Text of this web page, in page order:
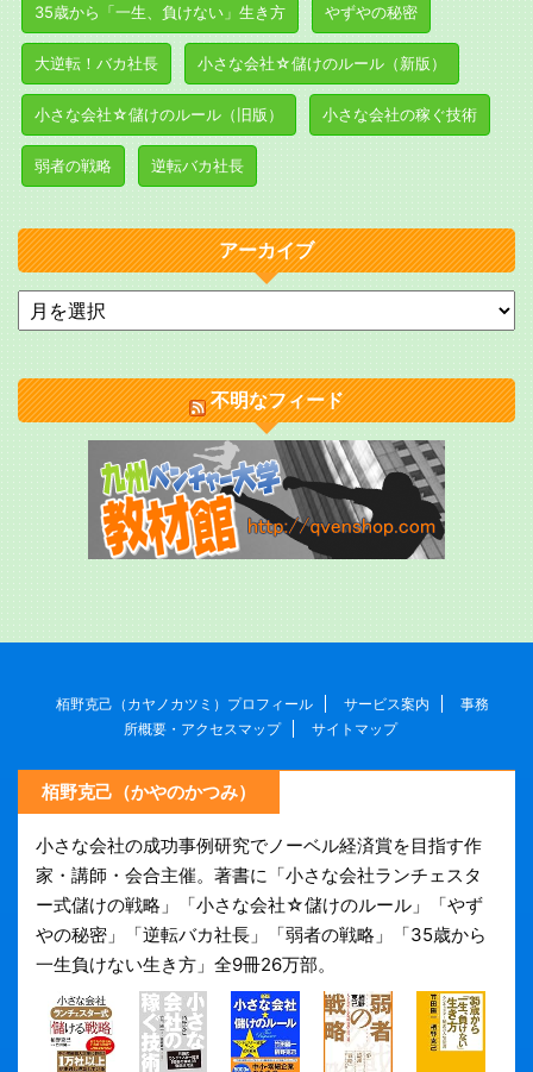
35歳から「一生、負けない」生き方 やずやの秘密
大逆転！バカ社長 小さな会社☆儲けのルール（新版）
小さな会社☆儲けのルール（旧版） 小さな会社の稼ぐ技術
弱者の戦略 逆転バカ社長
アーカイブ
不明なフィード
栢野克己（カヤノカツミ）プロフィール サービス案内
事務
所概要・アクセスマップ
サイトマップ
栢野克己（かやのかつみ）
小さな会社の成功事例研究でノーベル経済賞を目指す作
家・講師・会合主催。著書に「小さな会社ランチェスタ
ー式儲けの戦略」「小さな会社☆儲けのルール」「やず
やの秘密」「逆転バカ社長」「弱者の戦略」「35歳から
一生負けない生き方」全9冊26万部。